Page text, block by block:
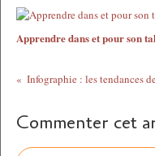
Apprendre dans et pour son
Commenter cet